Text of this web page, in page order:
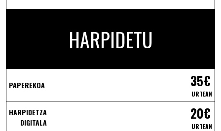
HARPIDETU
PAPEREKOA 35€
URTEAN
HARPIDETZA
DIGITALA
20€
URTEAN